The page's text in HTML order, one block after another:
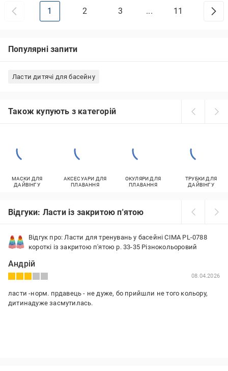
1 2 3 ... 11
Популярні запити
Ласти дитячі для басейну
Також купують з категорій
МАСКИ ДЛЯ
ДАЙВІНГУ
АКСЕСУАРИ ДЛЯ
ПЛАВАННЯ
ОКУЛЯРИ ДЛЯ
ПЛАВАННЯ
ТРУБКИ ДЛЯ
ДАЙВІНГУ
Відгуки: Ласти із закритою п'ятою
Відгук про: Ласти для тренувань у басейні CIMA PL-0788
короткі із закритою п'ятою р. 33-35 Різнокольоровий
Андрій
08.04.2026
ласти -норм. прдавець - не дуже, бо прийшли не того кольору,
дитинадуже засмутилась.